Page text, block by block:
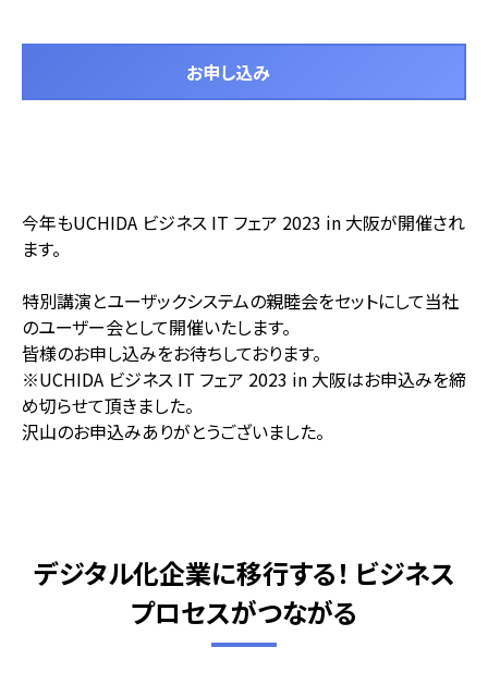
お申し込み
今年もUCHIDA ビジネス IT フェア 2023 in 大阪が開催され
ます。
特別講演とユーザックシステムの親睦会をセットにして当社
のユーザー会として開催いたします。
皆様のお申し込みをお待ちしております。
※UCHIDA ビジネス IT フェア 2023 in 大阪はお申込みを締
め切らせて頂きました。
沢山のお申込みありがとうございました。
デジタル化企業に移行する！ ビジネス
プロセスがつながる